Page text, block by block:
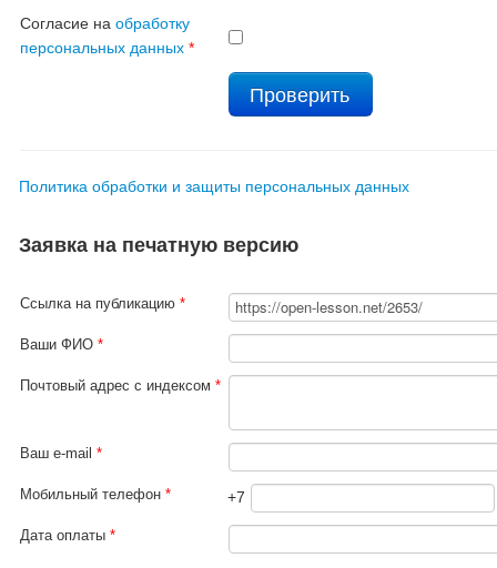
Согласие наобработку
персональных данных *
Политика обработки и защиты персональных данных
Заявка на печатную версию
Ссылка на публикацию*
Ваши ФИО*
Почтовый адрес с индексом*
Ваш e-mail*
Мобильный телефон* +7
Дата оплаты*